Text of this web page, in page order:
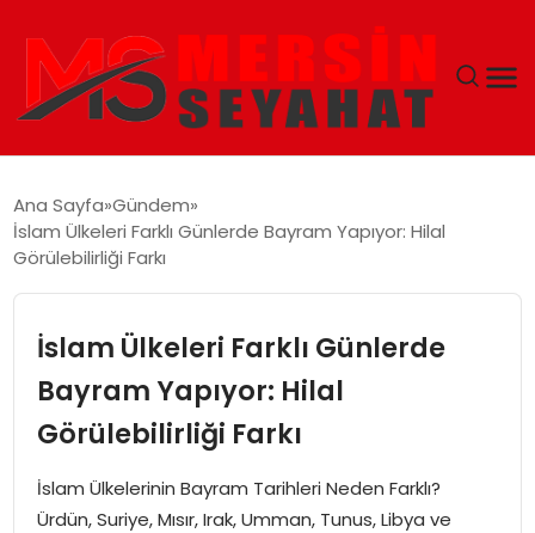
EKONOMI
GÜNCEL
Ana Sayfa Gündem
İslam Ülkeleri Farklı Günlerde Bayram Yapıyor: Hilal
Görülebilirliği Farkı
İslam Ülkeleri Farklı Günlerde
Bayram Yapıyor: Hilal
Görülebilirliği Farkı
İslam Ülkelerinin Bayram Tarihleri Neden Farklı?
Ürdün, Suriye, Mısır, Irak, Umman, Tunus, Libya ve